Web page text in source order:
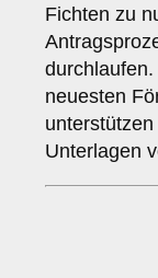
Fichten zu
neuesten
Unterlagen